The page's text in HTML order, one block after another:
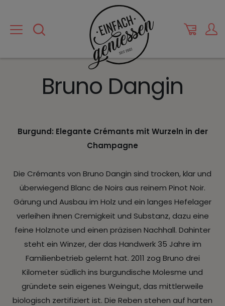
Bruno Dangin
Burgund: Elegante Crémants mit Wurzeln in der
Champagne
Die Crémants von Bruno Dangin sind trocken, klar und
überwiegend Blanc de Noirs aus reinem Pinot Noir.
Gärung und Ausbau im Holz und ein langes Hefelager
verleihen ihnen Cremigkeit und Substanz, dazu eine
feine Holznote und einen präzisen Nachhall. Dahinter
steht ein Winzer, der das Handwerk 35 Jahre im
Familienbetrieb gelernt hat. 2011 zog Bruno drei
Kilometer südlich ins burgundische Molesme und
gründete sein eigenes Weingut, das mittlerweile
biologisch zertifiziert ist. Die Reben stehen auf harten